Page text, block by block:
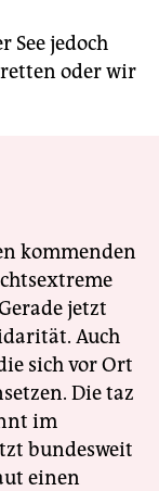
See jedoch
oder wir
kommenden
jetzt
Auch
sich vor Ort
Die taz
im
bundesweit
einen